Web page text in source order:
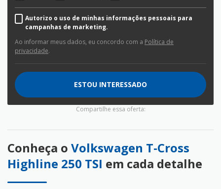
Autorizo o uso de minhas informações pessoais para
campanhas de marketing.
Ao informar meus dados, eu concordo com a Política de
privacidade.
ESTOU INTERESSADO
Compartilhe essa oferta:
Conheça o Volkswagen T-Cross
Highline 250 TSI em cada detalhe